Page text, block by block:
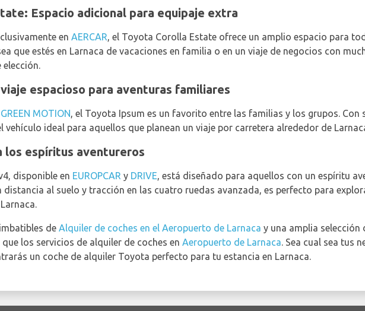
Espacio adicional para equipaje extra
en AERCAR, el Toyota Corolla Estate ofrece un amplio espacio para
que estés en Larnaca de vacaciones en familia o en un viaje de negocios con
elección.
viaje espacioso para aventuras familiares
GREEN MOTION, el Toyota Ipsum es un favorito entre las familias y los grupos.
vehículo ideal para aquellos que planean un viaje por carretera alrededor de
los espíritus aventureros
disponible en EUROPCAR y DRIVE, está diseñado para aquellos con un espíritu
distancia al suelo y tracción en las cuatro ruedas avanzada, es perfecto para
de Alquiler de coches en el Aeropuerto de Larnaca y una amplia
que los servicios de alquiler de coches en Aeropuerto de Larnaca. Sea cual sea tus
un coche de alquiler Toyota perfecto para tu estancia en Larnaca.